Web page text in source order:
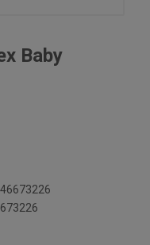
Baby